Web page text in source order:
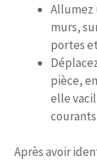
Allumez
murs,
portes
pièce,
elle
Après avoir